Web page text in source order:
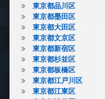
東京都品川区
東京都墨田区
東京都大田区
東京都文京区
東京都新宿区
東京都杉並区
東京都板橋区
東京都江戸川区
東京都江東区